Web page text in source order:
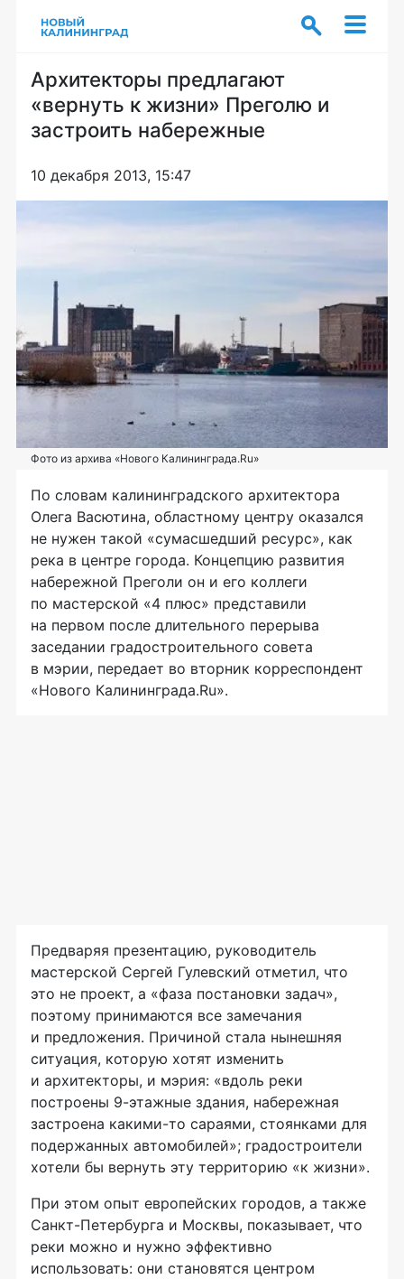
Архитекторы предлагают
«вернуть к жизни» Преголю и
застроить набережные
10 декабря 2013, 15:47
Фото из архива «Нового Калининграда.Ru»
По словам калининградского архитектора
Олега Васютина, областному центру оказался
не нужен такой «сумасшедший ресурс», как
река в центре города. Концепцию развития
набережной Преголи он и его коллеги
по мастерской «4 плюс» представили
на первом после длительного перерыва
заседании градостроительного совета
в мэрии, передает во вторник корреспондент
«Нового Калининграда.Ru».
Предваряя презентацию, руководитель
мастерской Сергей Гулевский отметил, что
это не проект, а «фаза постановки задач»,
поэтому принимаются все замечания
и предложения. Причиной стала нынешняя
ситуация, которую хотят изменить
и архитекторы, и мэрия: «вдоль реки
построены 9-этажные здания, набережная
застроена какими-то сараями, стоянками для
подержанных автомобилей»; градостроители
хотели бы вернуть эту территорию «к жизни».
При этом опыт европейских городов, а также
Санкт-Петербурга и Москвы, показывает, что
реки можно и нужно эффективно
использовать: они становятся центром